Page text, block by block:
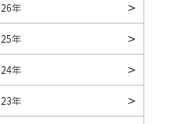
年
年
年
年